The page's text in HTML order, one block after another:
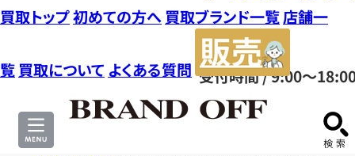
ダ
イ
ヤ
ル
0120604117
受付時間 / 9:00～
買取トップ初めての方へ 買取ブランド一覧店舗一
覧 買取について よくある質問
サ